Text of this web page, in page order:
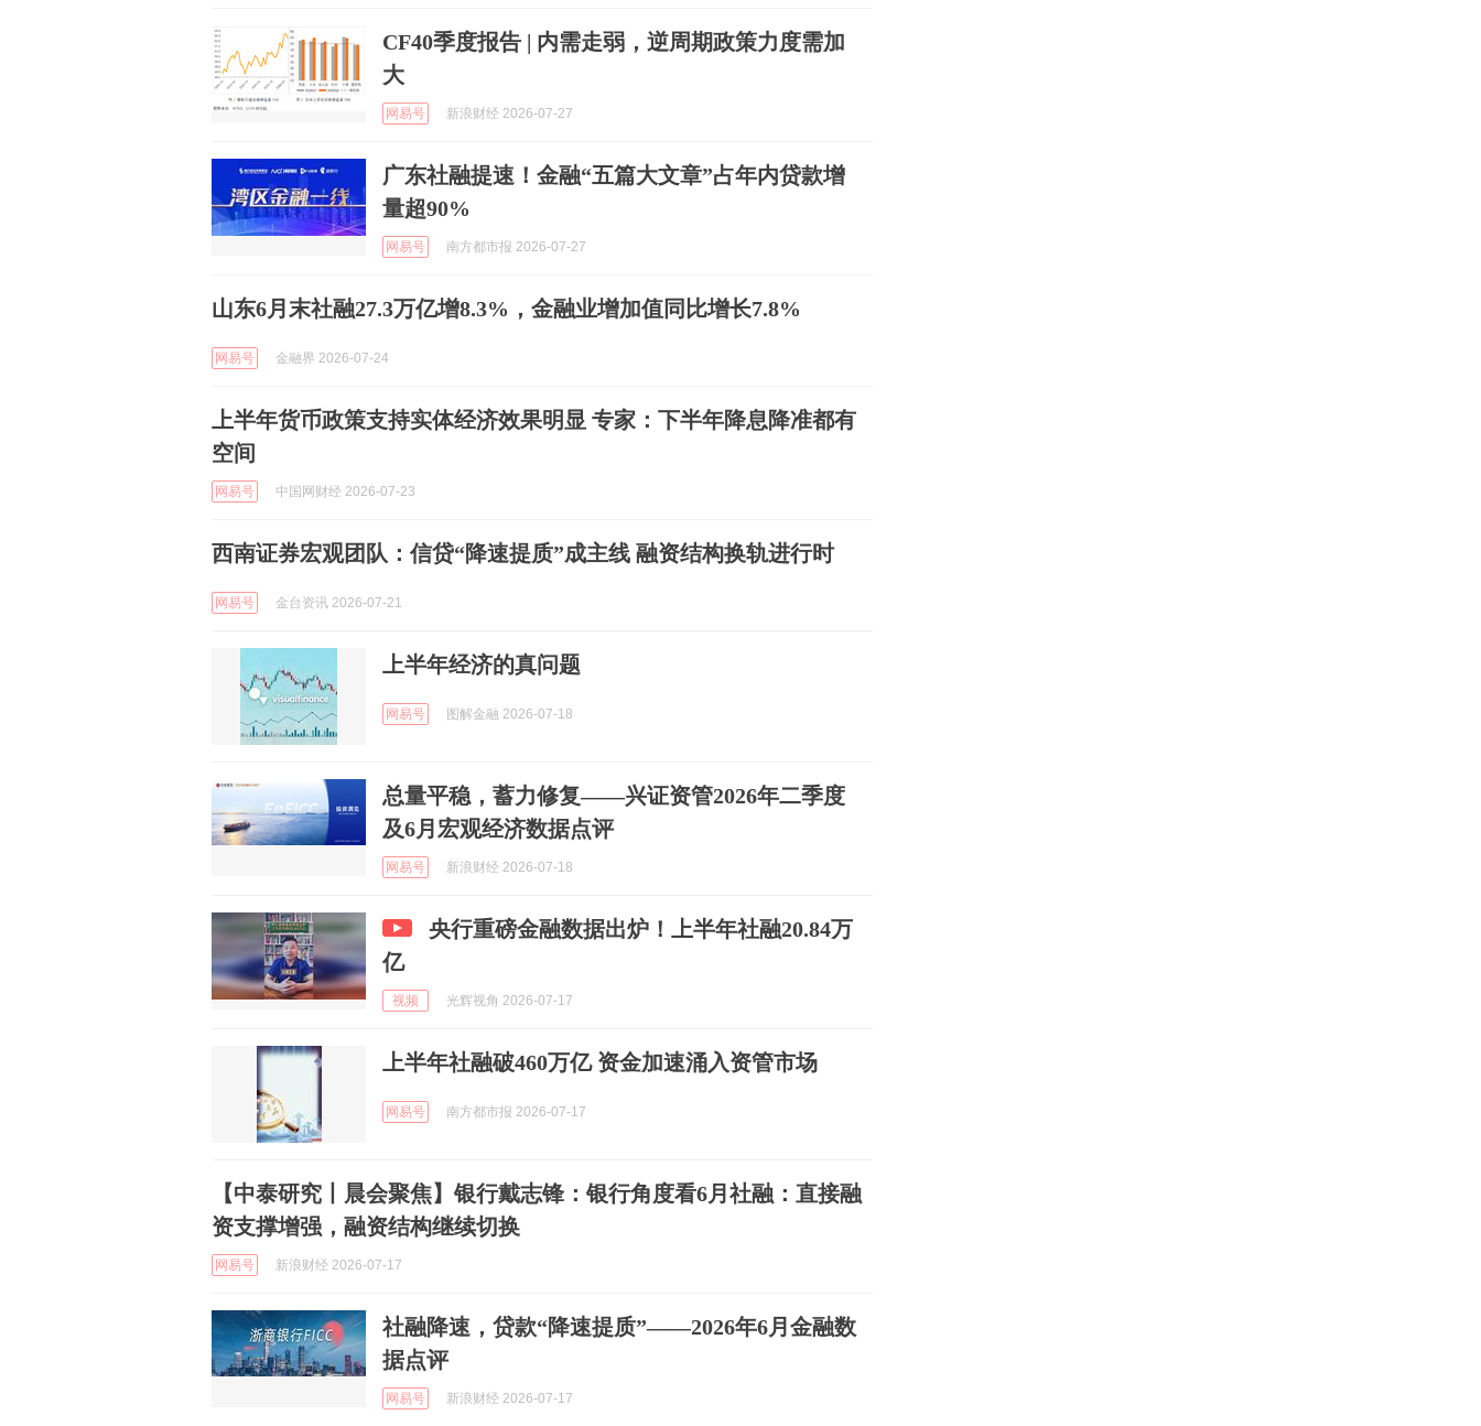
CF40季度报告 | 内需走弱，逆周期政策力度需加
大
网易号 新浪财经 2026-07-27
广东社融提速！金融“五篇大文章”占年内贷款增
量超90%
网易号 南方都市报 2026-07-27
山东6月末社融27.3万亿增8.3%，金融业增加值同比增长7.8%
网易号 金融界 2026-07-24
上半年货币政策支持实体经济效果明显 专家：下半年降息降准都有
空间
网易号 中国网财经 2026-07-23
西南证券宏观团队：信贷“降速提质”成主线 融资结构换轨进行时
网易号 金台资讯 2026-07-21
上半年经济的真问题
网易号 图解金融 2026-07-18
总量平稳，蓄力修复——兴证资管2026年二季度
及6月宏观经济数据点评
网易号 新浪财经 2026-07-18
央行重磅金融数据出炉！上半年社融20.84万
亿
视频 光辉视角 2026-07-17
上半年社融破460万亿 资金加速涌入资管市场
网易号 南方都市报 2026-07-17
【中泰研究丨晨会聚焦】银行戴志锋：银行角度看6月社融：直接融
资支撑增强，融资结构继续切换
网易号 新浪财经 2026-07-17
社融降速，贷款“降速提质”——2026年6月金融数
据点评
网易号 新浪财经 2026-07-17